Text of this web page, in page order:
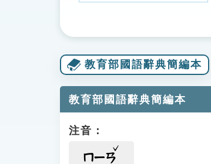
教育部國語辭典簡編本
教育部國語辭典簡編本
注音：
ㄇㄧㄢ